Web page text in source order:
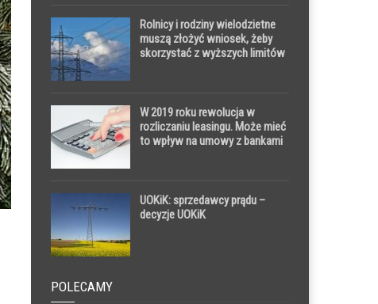
Rolnicy i rodziny wielodzietne
muszą złożyć wniosek, żeby
skorzystać z wyższych limitów
W 2019 roku rewolucja w
rozliczaniu leasingu. Może mieć
to wpływ na umowy z bankami
UOKiK: sprzedawcy prądu –
decyzje UOKiK
POLECAMY